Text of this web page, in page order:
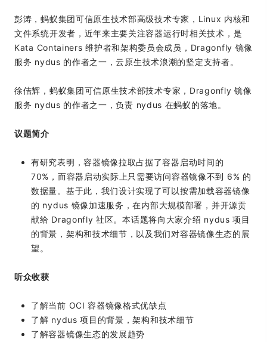
彭涛，蚂蚁集团可信原生技术部高级技术专家，Linux 内核和
文件系统开发者，近年来主要关注容器运行时相关技术，是
Kata Containers 维护者和架构委员会成员，Dragonfly 镜像
服务 nydus 的作者之一，云原生技术浪潮的坚定支持者。
徐佶辉，蚂蚁集团可信原生技术部技术专家，Dragonfly 镜像
服务 nydus 的作者之一，负责 nydus 在蚂蚁的落地。
议题简介
有研究表明，容器镜像拉取占据了容器启动时间的
70%，而容器启动实际上只需要访问容器镜像不到 6% 的
数据量。基于此，我们设计实现了可以按需加载容器镜像
的 nydus 镜像加速服务，在内部大规模部署，并开源贡
献给 Dragonfly 社区。本话题将向大家介绍 nydus 项目
的背景，架构和技术细节，以及我们对容器镜像生态的展
望。
听众收获
了解当前 OCI 容器镜像格式优缺点
了解 nydus 项目的背景，架构和技术细节
了解容器镜像生态的发展趋势